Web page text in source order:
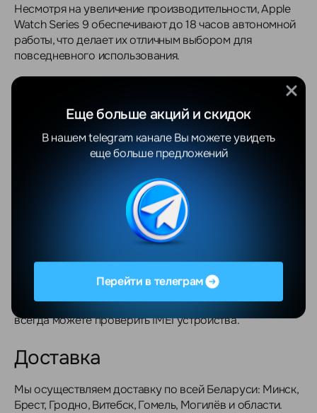
Несмотря на увеличение производительности, Apple
Watch Series 9 обеспечивают до 18 часов автономной
работы, что делает их отличным выбором для
повседневного использования.
Покупая у нас, Вы получаете гарантию качества и
надежности.
12 месяцев, что подтверждает их оригинальность и
соответствие высоким стандартам.
Оригинальность
Забудьте о подделках! Мы работаем только с
официальными поставщиками и гарантируем 100%
оригинальность продукции Apple. Перед покупкой вы
всегда можете проверить IMEI устройства.
Доставка
Мы осуществляем доставку по всей Беларуси: Минск,
Брест, Гродно, Витебск, Гомель, Могилёв и области.
Перейти в телеграм
Еще больше акций и скидок
В нашем telegram канале Вы можете увидеть
еще больше предложений